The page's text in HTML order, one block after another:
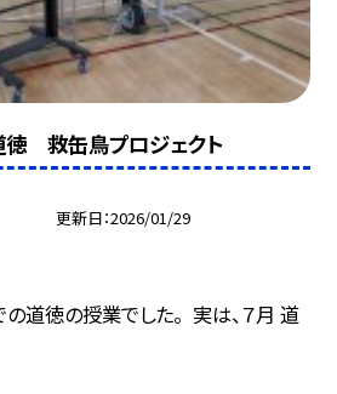
道徳 救缶鳥プロジェクト
更新日 2026/01/29
道徳の授業でした。 実は、７月 道